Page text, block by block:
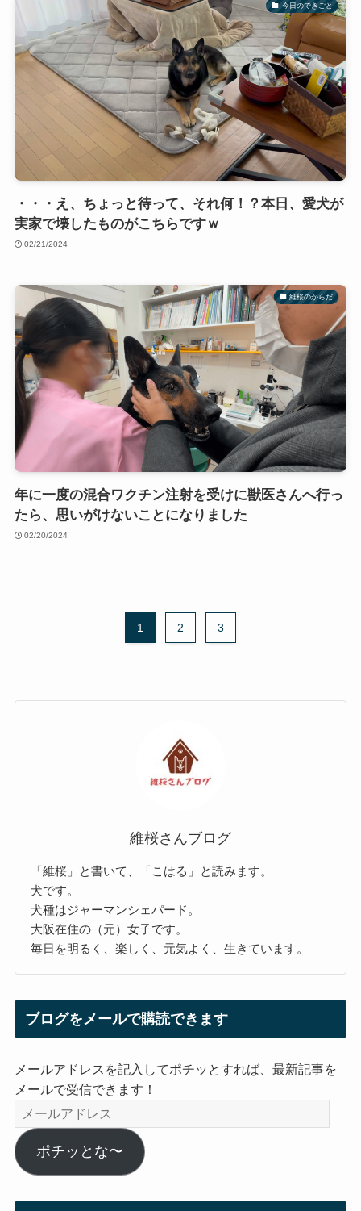
今日のできごと
・・・え、ちょっと待って、それ何！？本日、愛犬が
実家で壊したものがこちらですｗ
02/21/2024
維桜のからだ
年に一度の混合ワクチン注射を受けに獣医さんへ行っ
たら、思いがけないことになりました
02/20/2024
1 2 3
維桜さんブログ
「維桜」と書いて、「こはる」と読みます。
犬です。
犬種はジャーマンシェパード。
大阪在住の（元）女子です。
毎日を明るく、楽しく、元気よく、生きています。
ブログをメールで購読できます
メールアドレスを記入してポチッとすれば、最新記事を
メールで受信できます！
メ
ー
ル
ア
ポチッとな〜